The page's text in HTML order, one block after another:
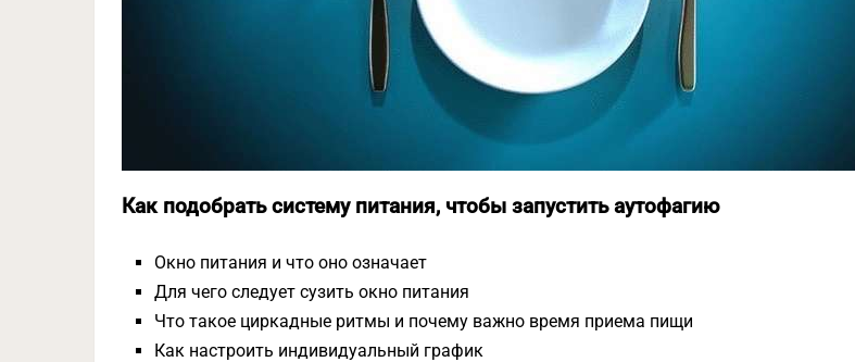
Как подобрать систему питания, чтобы запустить аутофагию
Окно питания и что оно означает
Для чего следует сузить окно питания
Что такое циркадные ритмы и почему важно время приема пищи
Как настроить индивидуальный график